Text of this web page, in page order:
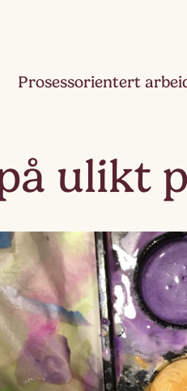
Prosessorientert
ulikt